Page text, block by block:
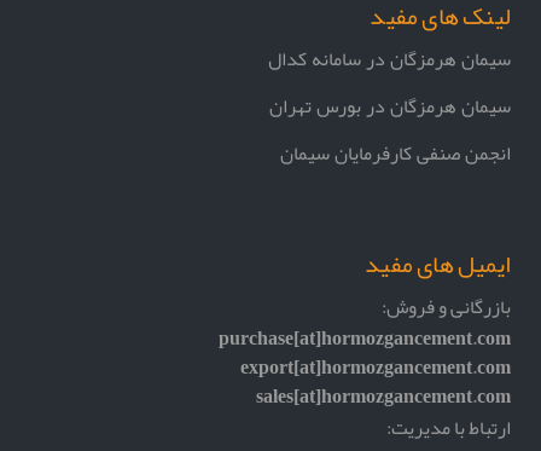
لینک های مفید
سیمان هرمزگان در سامانه کدال
سیمان هرمزگان در بورس تهران
انجمن صنفی کارفرمایان سیمان
ایمیل های مفید
بازرگانی و فروش:
purchase[at]hormozgancement.com
export[at]hormozgancement.com
sales[at]hormozgancement.com
ارتباط با مدیریت: